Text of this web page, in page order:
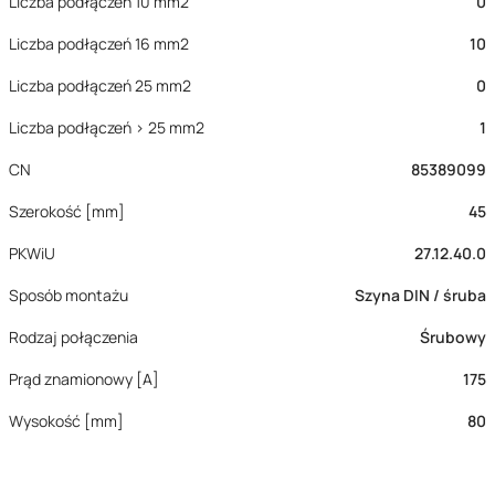
Liczba podłączeń 16 mm2
10
Liczba podłączeń 25 mm2
0
Liczba podłączeń > 25 mm2
1
CN
85389099
Szerokość [mm]
45
PKWiU
27.12.40.0
Sposób montażu
Szyna DIN / śruba
Rodzaj połączenia
Śrubowy
Prąd znamionowy [A]
175
Wysokość [mm]
80